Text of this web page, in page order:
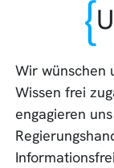
Wir wünschen
Wissen frei
engagieren